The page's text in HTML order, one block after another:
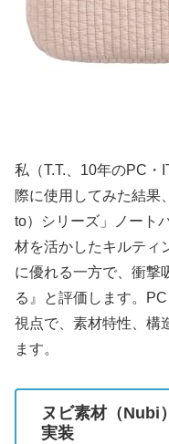
私（T.T.、10年のPC
際に使用してみた結果
to）シリーズ」ノート
材を活かしたキルティ
に優れる一方で、衝撃
る』と評価します。
視点で、素材特性、構
ます。
ヌビ素材（Nubi
実装